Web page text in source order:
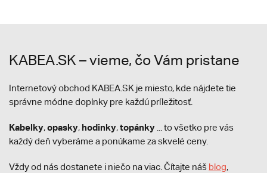
KABEA.SK – vieme, čo Vám pristane
Internetový obchod KABEA.SK je miesto, kde nájdete tie
správne módne doplnky pre každú príležitosť.
Kabelky,opasky, hodinky,topánky ... to všetko pre vás
každý deň vyberáme a ponúkame za skvelé ceny.
Vždy od nás dostanete i niečo na viac. Čítajte náš blog,